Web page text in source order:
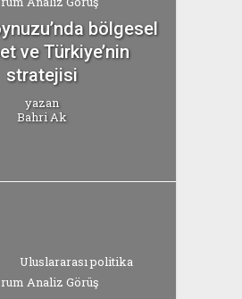
bölgesel
ve Türkiye’nin
stratejisi
yazan
Bahri Ak
Uluslararası politika
Analiz Görüş